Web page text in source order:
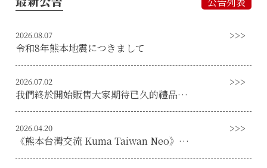
2026.08.07
令和8年熊本地震につきまして
2026.07.02
我們終於開始販售大家期待已久的禮品套裝了！
2026.04.20
《熊本台灣交流 Kuma Taiwan Neo》刊登了一篇關於有明漁民海藻的文章！